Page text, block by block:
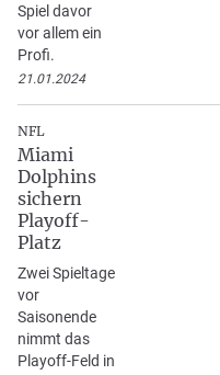
Spiel davor
vor allem ein
Profi.
21.01.2024
NFL
Miami
Dolphins
sichern
Playoff-
Platz
Zwei Spieltage
vor
Saisonende
nimmt das
Playoff-Feld in